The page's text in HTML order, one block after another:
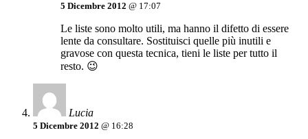
5 Dicembre 2012 @ 17:07
Le liste sono molto utili, ma hanno il difetto di essere
lente da consultare. Sostituisci quelle più inutili e
gravose con questa tecnica, tieni le liste per tutto il
resto. 😉
Lucia
5 Dicembre 2012 @ 16:28